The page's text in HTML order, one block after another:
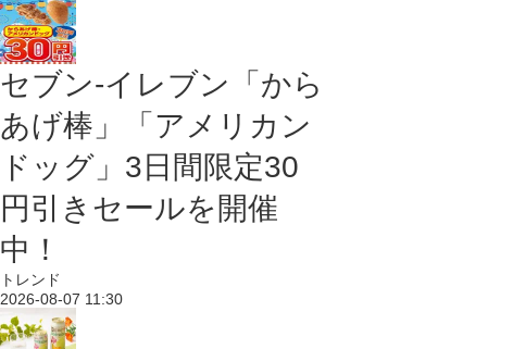
セブン‐イレブン「から
あげ棒」「アメリカン
ドッグ」3日間限定30
円引きセールを開催
中！
トレンド
2026-08-07 11:30